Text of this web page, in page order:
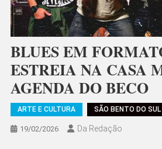
BLUES EM
ESTREIA NA CASA
AGENDA DO BECO
ARTE E CULTURA SÃO BENTO DO SUL
19/02/2026 Da Redação